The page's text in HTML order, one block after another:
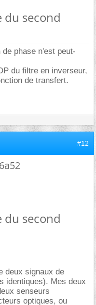
du second
phase n'est peut-
du filtre en inverseur,
de transfert.
#12
du second
deux signaux de
identiques). Mes deux
senseurs
optiques, ou